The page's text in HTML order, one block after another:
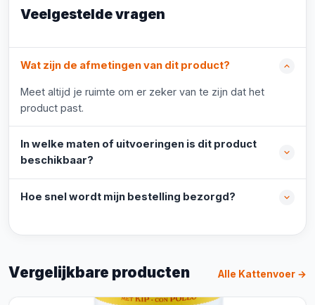
Veelgestelde vragen
Wat zijn de afmetingen van dit product?
Meet altijd je ruimte om er zeker van te zijn dat het
product past.
In welke maten of uitvoeringen is dit product
beschikbaar?
Hoe snel wordt mijn bestelling bezorgd?
Vergelijkbare producten Alle Kattenvoer →